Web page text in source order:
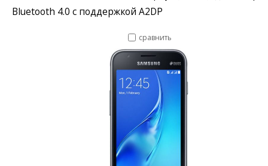
Bluetooth 4.0 с поддержкой A2DP
сравнить